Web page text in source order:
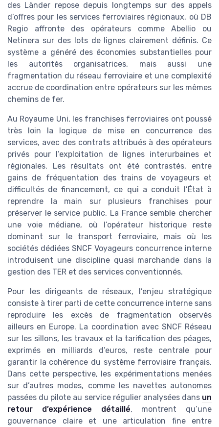
des Länder repose depuis longtemps sur des appels
d’offres pour les services ferroviaires régionaux, où DB
Regio affronte des opérateurs comme Abellio ou
Netinera sur des lots de lignes clairement définis. Ce
système a généré des économies substantielles pour
les autorités organisatrices, mais aussi une
fragmentation du réseau ferroviaire et une complexité
accrue de coordination entre opérateurs sur les mêmes
chemins de fer.
Au Royaume Uni, les franchises ferroviaires ont poussé
très loin la logique de mise en concurrence des
services, avec des contrats attribués à des opérateurs
privés pour l’exploitation de lignes interurbaines et
régionales. Les résultats ont été contrastés, entre
gains de fréquentation des trains de voyageurs et
difficultés de financement, ce qui a conduit l’État à
reprendre la main sur plusieurs franchises pour
préserver le service public. La France semble chercher
une voie médiane, où l’opérateur historique reste
dominant sur le transport ferroviaire, mais où les
sociétés dédiées SNCF Voyageurs concurrence interne
introduisent une discipline quasi marchande dans la
gestion des TER et des services conventionnés.
Pour les dirigeants de réseaux, l’enjeu stratégique
consiste à tirer parti de cette concurrence interne sans
reproduire les excès de fragmentation observés
ailleurs en Europe. La coordination avec SNCF Réseau
sur les sillons, les travaux et la tarification des péages,
exprimés en milliards d’euros, reste centrale pour
garantir la cohérence du système ferroviaire français.
Dans cette perspective, les expérimentations menées
sur d’autres modes, comme les navettes autonomes
passées du pilote au service régulier analysées dans un
retour d’expérience détaillé, montrent qu’une
gouvernance claire et une articulation fine entre